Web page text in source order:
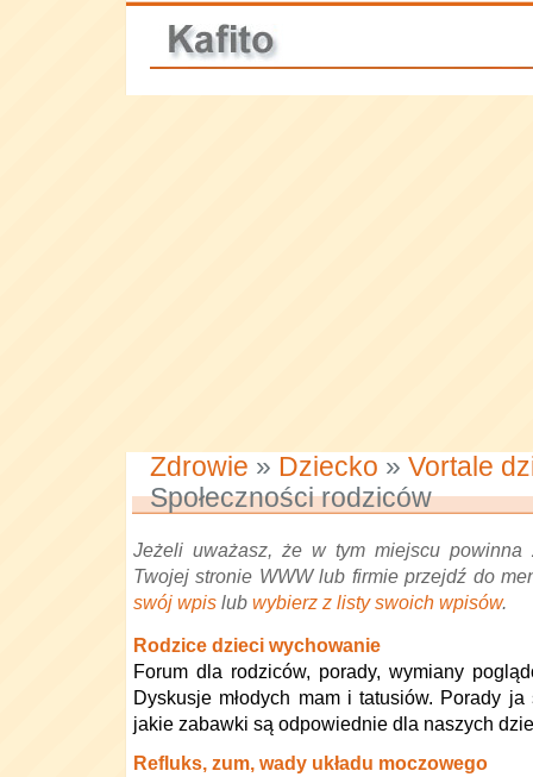
Zdrowie » Dziecko » Vortale
Społeczności rodziców
Jeżeli uważasz, że w tym miejscu powinna
Twojej stronie WWW lub firmie przejdź do
swój wpis lub wybierz z listy swoich wpisów.
Rodzice dzieci wychowanie
Forum dla rodziców, porady, wymiany
Dyskusje młodych mam i tatusiów. Porady
jakie zabawki są odpowiednie dla naszych
Refluks, zum, wady układu moczowego